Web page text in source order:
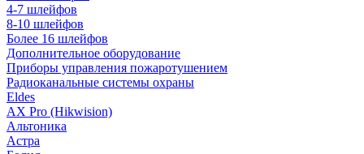
4-7 шлейфов
8-10 шлейфов
Более 16 шлейфов
Дополнительное оборудование
Приборы управления пожаротушением
Радиоканальные системы охраны
Eldes
AX Pro (Hikwision)
Альтоника
Астра